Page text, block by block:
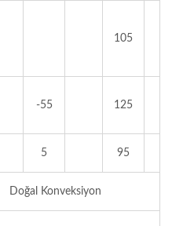
105
-55 125
5 95
Doğal Konveksiyon